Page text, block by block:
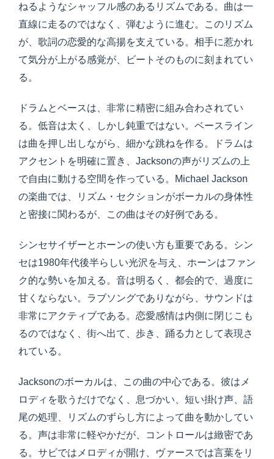
ねるようなシャッフル感のあるリズムである。曲は一
直線に走るのではなく、弾むように進む。このリズム
が、歌詞の恋愛的な高揚を支えている。相手に惹かれ
て気分が上がる感覚が、ビートそのものに刻まれてい
る。
ドラムとベースは、非常に精密に組み合わされてい
る。低音は太く、しかし鈍重ではない。ベースライン
は曲を押し出しながら、細かな跳ねを作る。ドラムは
アクセントを明確に置き、Jacksonの声がリズムの上
で自由に動ける空間を作っている。Michael Jackson
の楽曲では、リズム・セクションがボーカルの身体性
と密接に関わるが、この曲はその好例である。
シンセサイザーとホーンの使い方も重要である。シン
セは1980年代後半らしい光沢を与え、ホーンはファン
ク的な勢いを加える。音は明るく、都会的で、過度に
甘くならない。ラブソングでありながら、サウンドは
非常にアクティブである。恋愛感情は内側に閉じこも
るのではなく、街へ出て、歩き、踊る力として表現さ
れている。
Jacksonのボーカルは、この曲の中心である。彼はメ
ロディを歌うだけでなく、息づかい、短い掛け声、語
尾の処理、リズムのずらし方によって曲を動かしてい
る。声は非常に軽やかだが、コントロールは緻密であ
る。サビではメロディが開け、ヴァースでは言葉をリ